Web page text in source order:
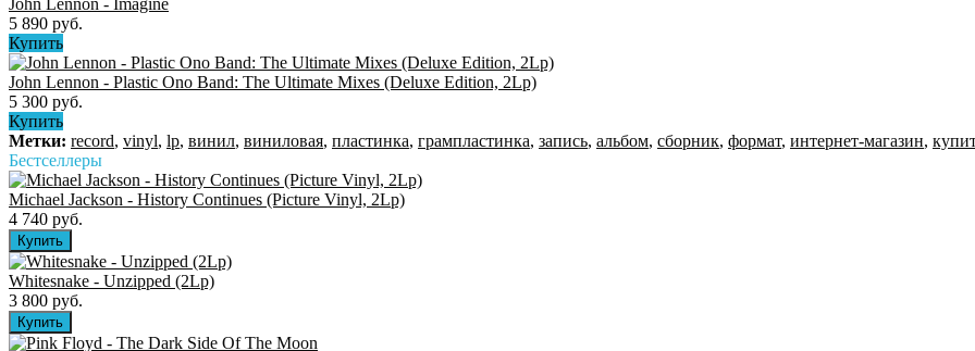
5 890 руб.
Купить
John Lennon - Plastic Ono Band: The Ultimate Mixes (Deluxe Edition, 2Lp)
5 300 руб.
Купить
Метки: record, vinyl, lp, винил, виниловая, пластинка, грампластинка, запись, альбом, сборник, формат, интернет-магазин,
Бестселлеры
Michael Jackson - History Continues (Picture Vinyl, 2Lp)
4 740 руб.
Whitesnake - Unzipped (2Lp)
3 800 руб.